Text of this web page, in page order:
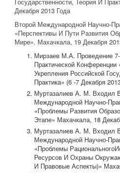
Декабря 2013 Года
Второй Международной Научно-
«Перспективы И Пути Развития
Мире». Махачкала, 19 Декабря
Мирзаев М.А. Проведение
Практической
Укрепления Российской
Практика» (6 -7 Декабря
Муртазалиев А. М. Входил
Международной Научно-
«Проблемы Развития
Этапе» Махачкала, 18
Муртазалиев А. М. Входил
Международной Научно-
«Проблемы
Ресурсов И Охраны
И Правовые Аспекты)»